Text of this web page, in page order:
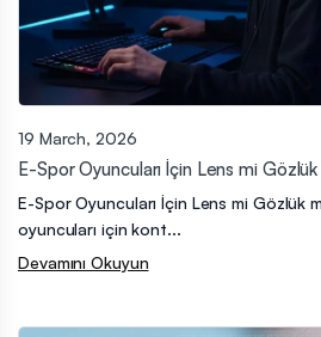
19 March, 2026
E-Spor Oyuncuları İçin Lens mi
E-Spor Oyuncuları İçin Lens mi Gözlük
oyuncuları için kont...
Devamını Okuyun